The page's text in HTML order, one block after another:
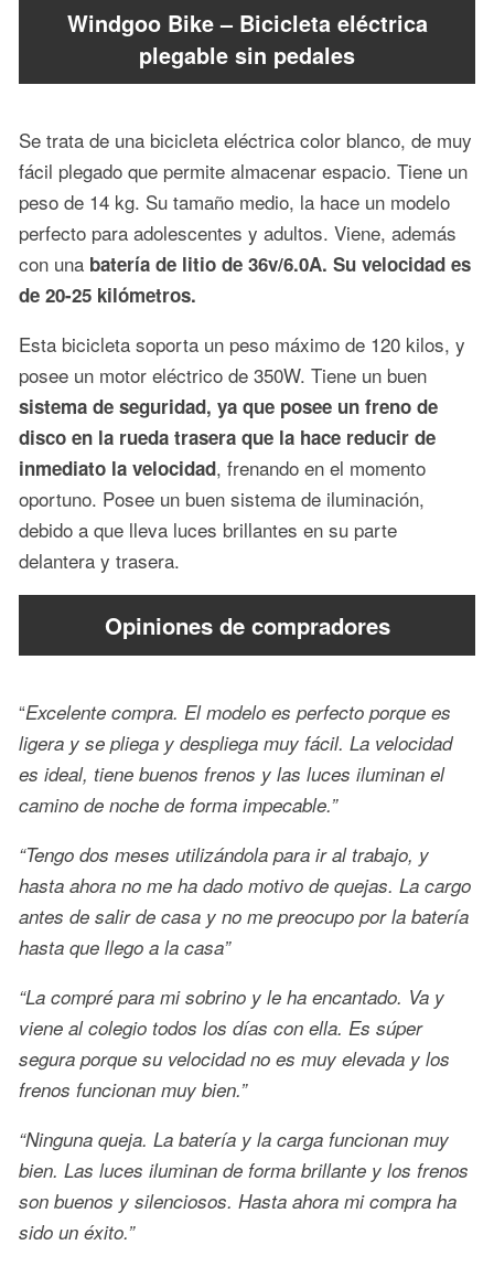
Windgoo Bike – Bicicleta eléctrica
plegable sin pedales
Se trata de una bicicleta eléctrica color blanco, de muy
fácil plegado que permite almacenar espacio. Tiene un
peso de 14 kg. Su tamaño medio, la hace un modelo
perfecto para adolescentes y adultos. Viene, además
con una batería de litio de 36v/6.0A. Su velocidad es
de 20-25 kilómetros.
Esta bicicleta soporta un peso máximo de 120 kilos, y
posee un motor eléctrico de 350W. Tiene un buen
sistema de seguridad, ya que posee un freno de
disco en la rueda trasera que la hace reducir de
inmediato la velocidad, frenando en el momento
oportuno. Posee un buen sistema de iluminación,
debido a que lleva luces brillantes en su parte
delantera y trasera.
Opiniones de compradores
“Excelente compra. El modelo es perfecto porque es
ligera y se pliega y despliega muy fácil. La velocidad
es ideal, tiene buenos frenos y las luces iluminan el
camino de noche de forma impecable.”
“Tengo dos meses utilizándola para ir al trabajo, y
hasta ahora no me ha dado motivo de quejas. La cargo
antes de salir de casa y no me preocupo por la batería
hasta que llego a la casa”
“La compré para mi sobrino y le ha encantado. Va y
viene al colegio todos los días con ella. Es súper
segura porque su velocidad no es muy elevada y los
frenos funcionan muy bien.”
“Ninguna queja. La batería y la carga funcionan muy
bien. Las luces iluminan de forma brillante y los frenos
son buenos y silenciosos. Hasta ahora mi compra ha
sido un éxito.”